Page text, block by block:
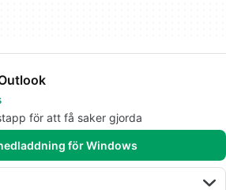
för att få saker gjorda
för Windows